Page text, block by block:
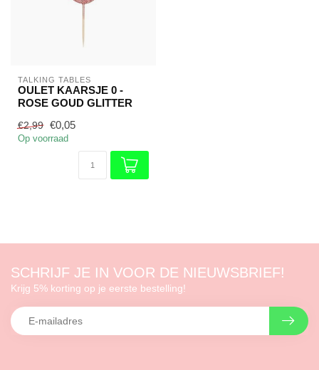
TALKING TABLES
OULET KAARSJE 0 -
ROSE GOUD GLITTER
€2,99 €0,05
Op voorraad
SCHRIJF JE IN VOOR DE NIEUWSBRIEF!
Krijg 5% korting op je eerste bestelling!